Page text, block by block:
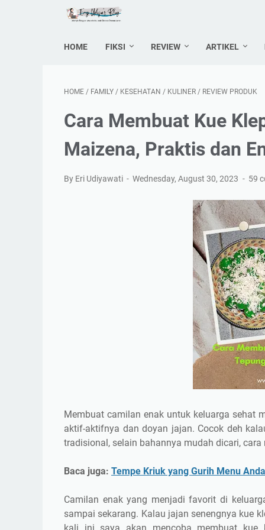
HOME FIKSI REVIEW ARTIKEL
HOME / FAMILY / KESEHATAN / KULINER / REVIEW PRODUK
Cara Membuat Kue
Maizena, Praktis dan
By Eri Udiyawati Wednesday, August 30, 2023 59
Membuat camilan enak untuk keluarga sehat
aktif-aktifnya dan doyan jajan. Cocok deh
tradisional, selain bahannya mudah dicari,
Baca juga: Tempe Kriuk yang Gurih Menu
Camilan enak yang menjadi favorit di
sampai sekarang. Kalau jajan senengnya kue